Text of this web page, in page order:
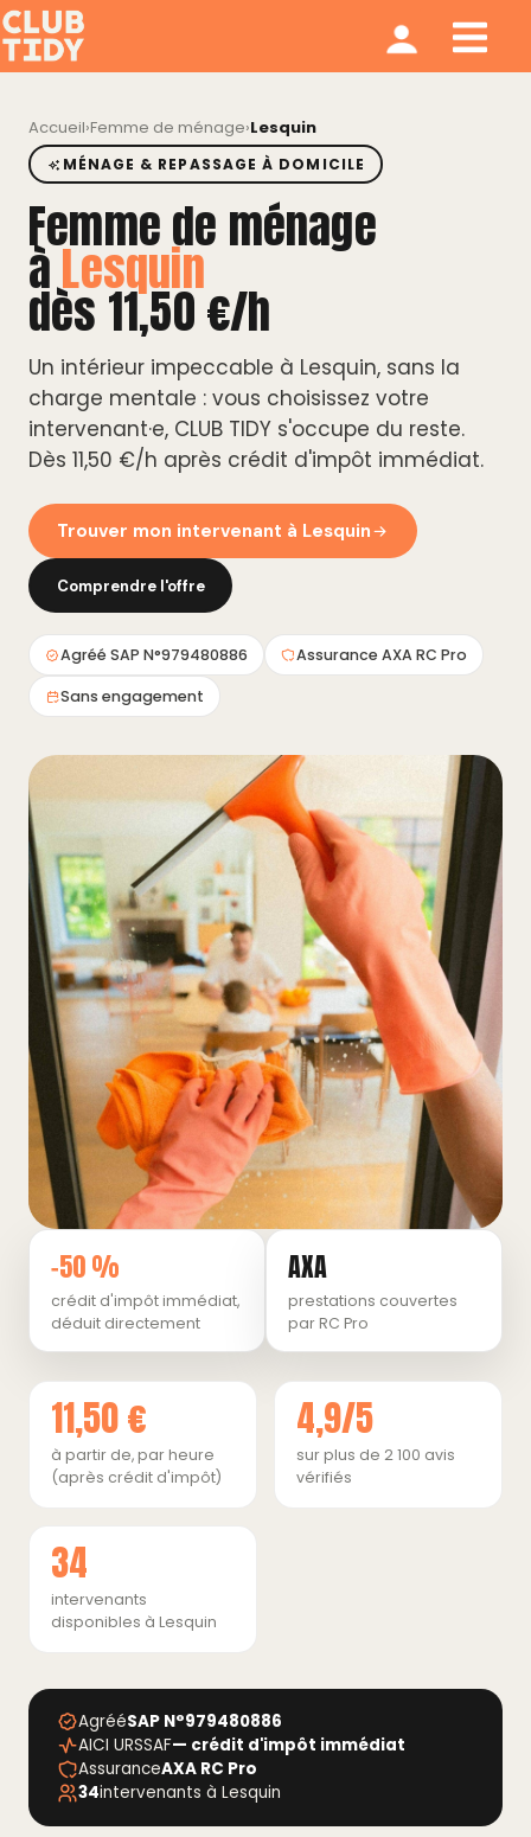
Accueil›Femme de ménage›Lesquin
MÉNAGE & REPASSAGE À DOMICILE
Femme de ménage
àLesquin
dès 11,50 €/h
Un intérieur impeccable à Lesquin, sans la
charge mentale : vous choisissez votre
intervenant·e, CLUB TIDY s'occupe du reste.
Dès 11,50 €/h après crédit d'impôt immédiat.
Trouver mon intervenant à Lesquin
Comprendre l'offre
Agréé SAP N°979480886 Assurance AXA RC Pro
Sans engagement
−50 %
crédit d'impôt immédiat,
déduit directement
AXA
prestations couvertes
par RC Pro
11,50 €
à partir de, par heure
(après crédit d'impôt)
4,9/5
sur plus de 2 100 avis
vérifiés
34
intervenants
disponibles à Lesquin
AgrééSAP N°979480886
AICI URSSAF— crédit d'impôt immédiat
AssuranceAXA RC Pro
34intervenants à Lesquin